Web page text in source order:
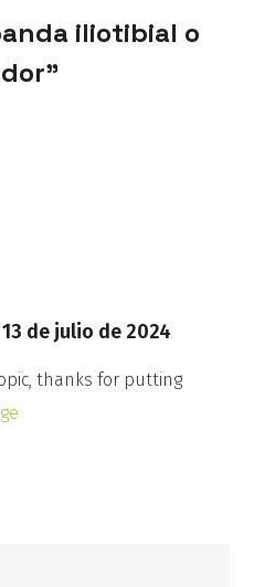
iliotibial o
13 de julio de 2024
thanks for putting